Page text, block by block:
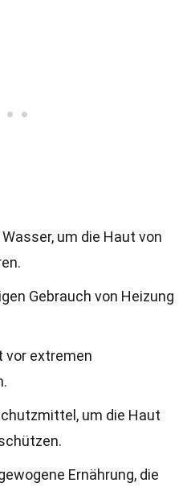
um die Haut von
Gebrauch von Heizung
vor extremen
um die Haut
Ernährung, die